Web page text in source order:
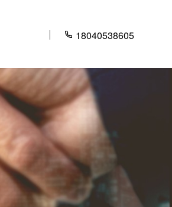
18040538605